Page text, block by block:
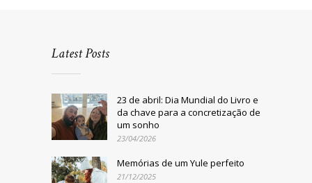
Latest Posts
23 de abril: Dia Mundial do Livro e
da chave para a concretização de
um sonho
23/04/2026
Memórias de um Yule perfeito
21/12/2025